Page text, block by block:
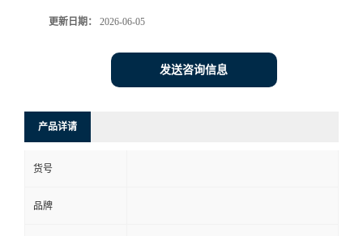
更新日期： 2026-06-05
发送咨询信息
产品详请
货号
品牌